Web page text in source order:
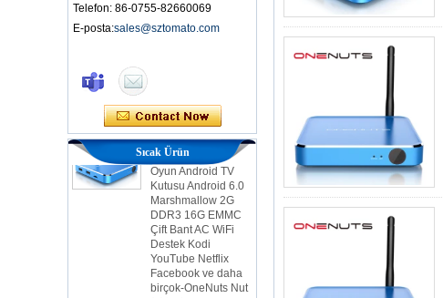
Telefon: 86-0755-82660069
E-posta:sales@sztomato.com
Sıcak Ürün
2'si 1 arada
Çekirdek Akış
Medya Oyuncu ve
Oyun Android TV
Kutusu Android 6.0
Marshmallow 2G
DDR3 16G EMMC
Çift Bant AC WiFi
Destek Kodi
YouTube Netflix
Facebook ve daha
birçok-OneNuts Nut
1 Mavi